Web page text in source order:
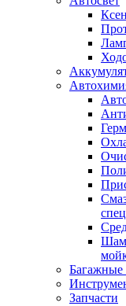
Багажные
Запчасти